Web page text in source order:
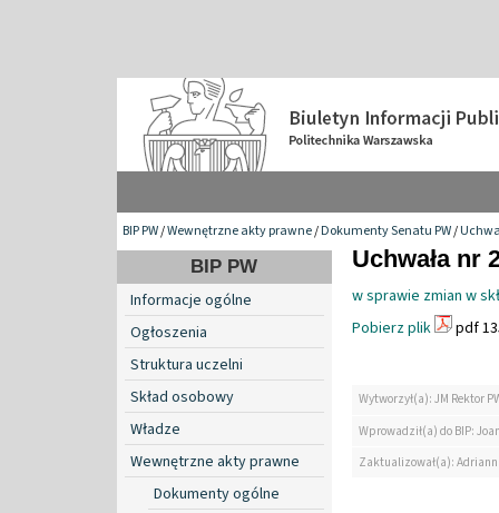
BIP PW/Wewnętrzne akty prawne/Dokumenty Senatu PW/
BIP PW
Informacje ogólne
Ogłoszenia
Struktura uczelni
Skład osobowy
Władze
Wewnętrzne akty prawne
Dokumenty ogólne
Uchwała nr
w sprawie zmian w
Pobierz plik
pdf
Wytworzył(a): JM Rektor
Wprowadził(a) do BIP:
Zaktualizował(a):